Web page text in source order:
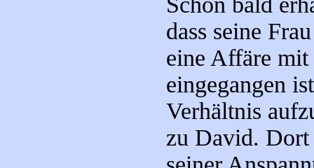
dass seine
eine Affäre
eingegangen
Verhältnis
zu David. Dort